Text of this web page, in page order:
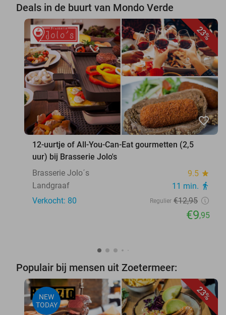
Deals in de buurt van Mondo Verde
23%
favorite_border
12-uurtje of All-You-Can-Eat gourmetten (2,5
uur) bij Brasserie Jolo's
Brasserie Jolo´s
9.5 star
Landgraaf 11 min. directions_walk
Verkocht: 80 Regulier €12,95
€9,95
Populair bij mensen uit Zoetermeer:
23%
NEW
TODAY